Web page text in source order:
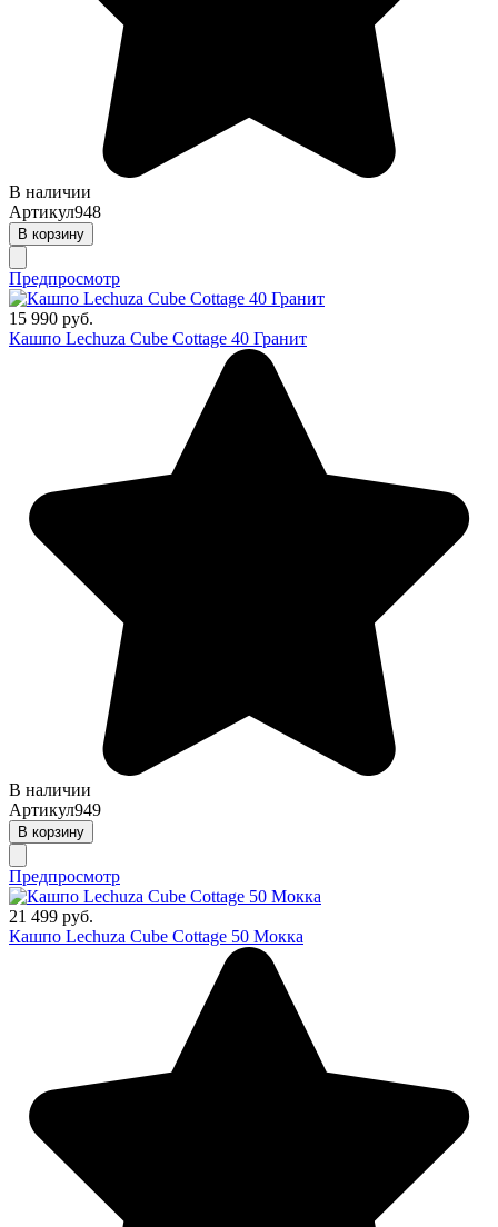
В наличии
Артикул948
В корзину
Предпросмотр
15 990 руб.
Кашпо Lechuza Cube Cottage 40 Гранит
В наличии
Артикул949
В корзину
Предпросмотр
21 499 руб.
Кашпо Lechuza Cube Cottage 50 Мокка